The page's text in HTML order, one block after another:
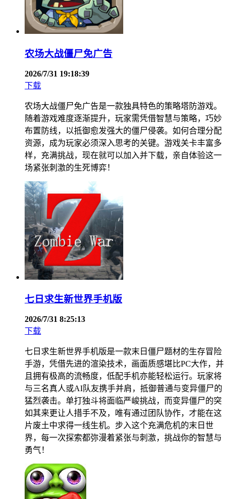
农场大战僵尸免广告
2026/7/31 19:18:39
下载
农场大战僵尸免广告是一款独具特色的策略塔防游戏。
随着游戏难度逐渐提升，玩家需凭借智慧与策略，巧妙
布置防线，以抵御愈发强大的僵尸侵袭。如何合理分配
资源，成为玩家必须深入思考的关键。游戏关卡丰富多
样，充满挑战，现在就可以加入并下载，亲自体验这一
场紧张刺激的生死博弈！
七日求生新世界手机版
2026/7/31 8:25:13
下载
七日求生新世界手机版是一款末日僵尸题材的生存冒险
手游，凭借先进的渲染技术，画面质感堪比PC大作，并
且拥有极高的流畅度，低配手机亦能轻松运行。玩家将
与三名真人或AI队友携手并肩，抵御普通与变异僵尸的
猛烈袭击。单打独斗将面临严峻挑战，而变异僵尸的突
如其来更让人措手不及，唯有通过团队协作，才能在这
片废土中求得一线生机。步入这个充满危机的末日世
界，每一次探索都弥漫着紧张与刺激，挑战你的智慧与
勇气！